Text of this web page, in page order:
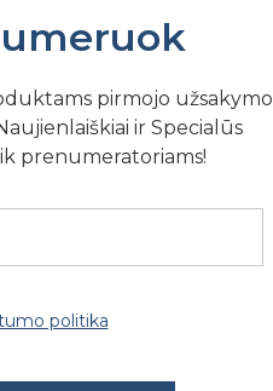
pirmojo užsakymo
ir Specialūs
prenumeratoriams!
politika